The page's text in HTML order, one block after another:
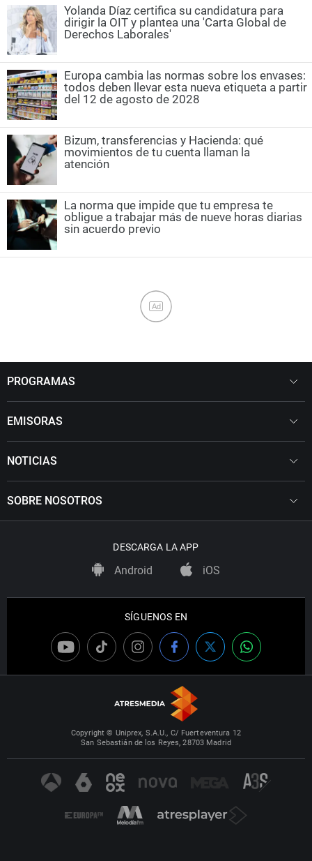
Yolanda Díaz certifica su candidatura para
dirigir la OIT y plantea una 'Carta Global de
Derechos Laborales'
Europa cambia las normas sobre los envases:
todos deben llevar esta nueva etiqueta a partir
del 12 de agosto de 2028
Bizum, transferencias y Hacienda: qué
movimientos de tu cuenta llaman la
atención
La norma que impide que tu empresa te
obligue a trabajar más de nueve horas diarias
sin acuerdo previo
Ad
PROGRAMAS
EMISORAS
NOTICIAS
SOBRE NOSOTROS
DESCARGA LA APP
Android iOS
SÍGUENOS EN
Copyright © Uniprex, S.A.U., C/ Fuerteventura 12
San Sebastián de los Reyes, 28703 Madrid